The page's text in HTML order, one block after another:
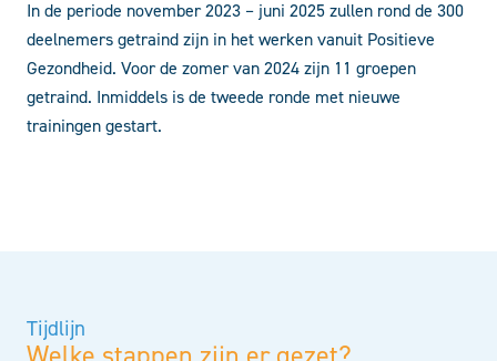
In de periode november 2023 – juni 2025 zullen rond de 300
deelnemers getraind zijn in het werken vanuit Positieve
Gezondheid. Voor de zomer van 2024 zijn 11 groepen
getraind. Inmiddels is de tweede ronde met nieuwe
trainingen gestart.
Tijdlijn